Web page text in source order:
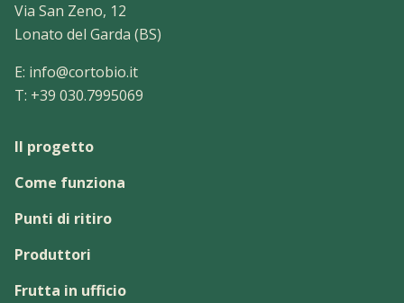
Via San Zeno, 12
Lonato del Garda (BS)
E: info@cortobio.it
T: +39 030.7995069
Il progetto
Come funziona
Punti di ritiro
Produttori
Frutta in ufficio